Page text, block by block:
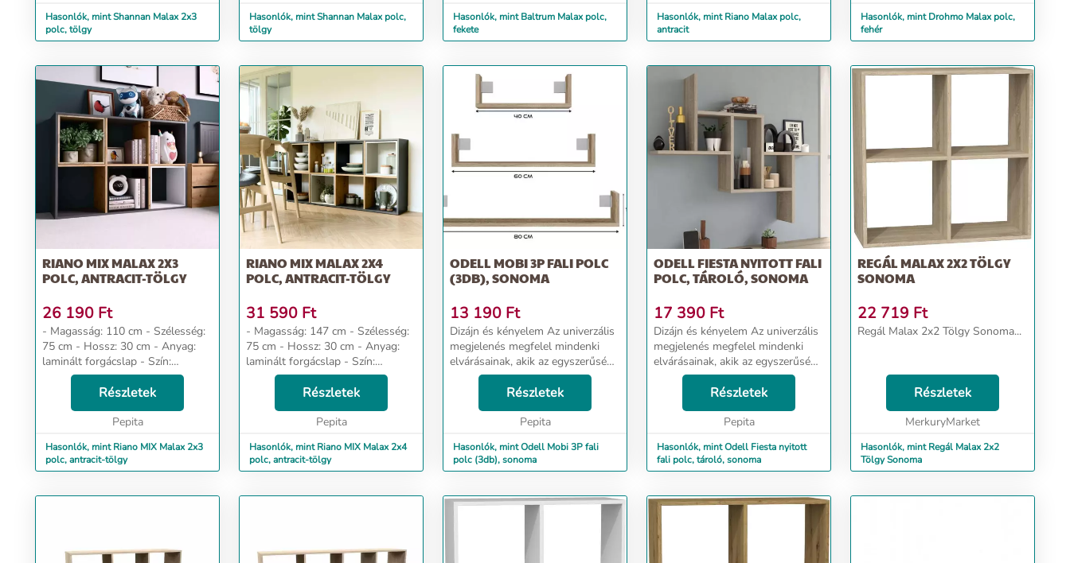
Hasonlók, mint Shannan Malax 2x3
polc, tölgy
Hasonlók, mint Shannan Malax polc,
tölgy
Hasonlók, mint Baltrum Malax polc,
fekete
Hasonlók, mint Riano Malax polc,
antracit
Hasonlók, mint Drohmo Malax polc,
fehér
RIANO MIX MALAX 2X3
POLC, ANTRACIT-TÖLGY
26 190 Ft
- Magasság: 110 cm - Szélesség:
75 cm - Hossz: 30 cm - Anyag:
laminált forgácslap - Szín:
antracit-tölgy Dizájn és kényelem
Az univerzális megjelenés
megfelel mindenki elvárásainak,
Részletek
Pepita
Hasonlók, mint Riano MIX Malax 2x3
polc, antracit-tölgy
RIANO MIX MALAX 2X4
POLC, ANTRACIT-TÖLGY
31 590 Ft
- Magasság: 147 cm - Szélesség:
75 cm - Hossz: 30 cm - Anyag:
laminált forgácslap - Szín:
antracit-tölgy Dizájn és kényelem
Az univerzális megjelenés
megfelel mindenki elvárásainak,
Részletek
Pepita
Hasonlók, mint Riano MIX Malax 2x4
polc, antracit-tölgy
ODELL MOBI 3P FALI POLC
(3DB), SONOMA
13 190 Ft
Dizájn és kényelem Az univerzális
megjelenés megfelel mindenki
elvárásainak, akik az egyszerűség
és az elegancia kombinációját
biztosít dolgaidnak é...
Részletek
Pepita
Hasonlók, mint Odell Mobi 3P fali
polc (3db), sonoma
ODELL FIESTA NYITOTT FALI
POLC, TÁROLÓ, SONOMA
17 390 Ft
Dizájn és kényelem Az univerzális
megjelenés megfelel mindenki
elvárásainak, akik az egyszerűség
és az elegancia kombinációját
biztosít dolgaidnak é...
Részletek
Pepita
Hasonlók, mint Odell Fiesta nyitott
fali polc, tároló, sonoma
REGÁL MALAX 2X2 TÖLGY
SONOMA
22 719 Ft
Regál Malax 2x2 Tölgy Sonoma...
Részletek
MerkuryMarket
Hasonlók, mint Regál Malax 2x2
Tölgy Sonoma